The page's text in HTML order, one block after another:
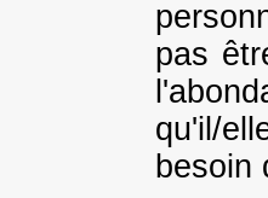
pas
qu'il/
besoin